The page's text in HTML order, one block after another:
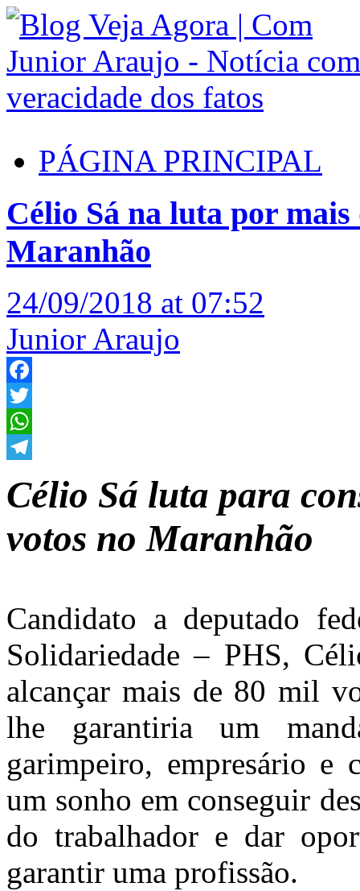
PÁGINA PRINCIPAL
Célio Sá na luta por
Maranhão
24/09/2018 at 07:52
Junior Araujo
Facebook
Twitter
WhatsApp
Célio Sá luta para
votos no Maranhão
Candidato a deputado
Solidariedade – PHS,
alcançar mais de 80 mil
lhe garantiria um
garimpeiro, empresário e
um sonho em conseguir
do trabalhador e dar
garantir uma profissão.